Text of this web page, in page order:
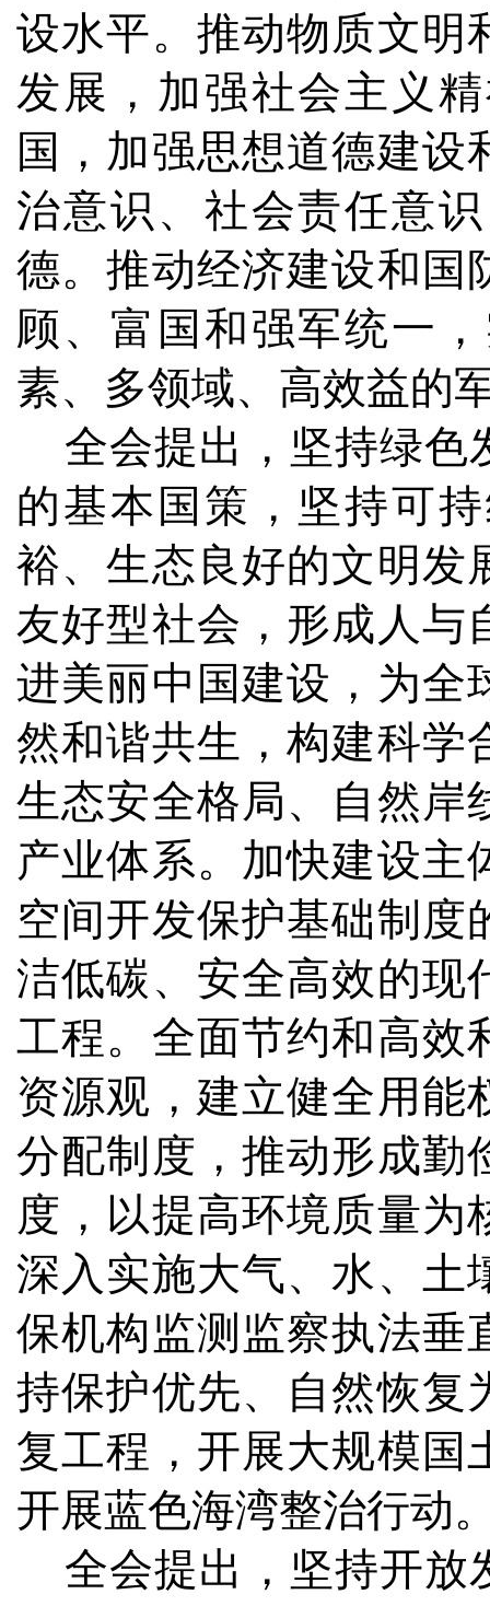
设水平。推动物质文明
发展，加强社会主义
国，加强思想道德建
治意识、社会责任意
德。推动经济建设和国
顾、富国和强军统一
素、多领域、高效益的
全会提出，坚持绿色
的基本国策，坚持可
裕、生态良好的文明发
友好型社会，形成人与
进美丽中国建设，为全
然和谐共生，构建科学
生态安全格局、自然岸
产业体系。加快建设主
空间开发保护基础制度
洁低碳、安全高效的现
工程。全面节约和高效
资源观，建立健全用能
分配制度，推动形成勤
度，以提高环境质量为
深入实施大气、水、土
保机构监测监察执法垂
持保护优先、自然恢复
复工程，开展大规模国
开展蓝色海湾整治行动
全会提出，坚持开放